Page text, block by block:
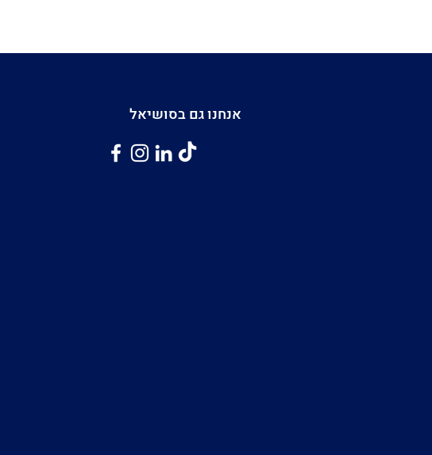
אנחנו גם בסושיאל